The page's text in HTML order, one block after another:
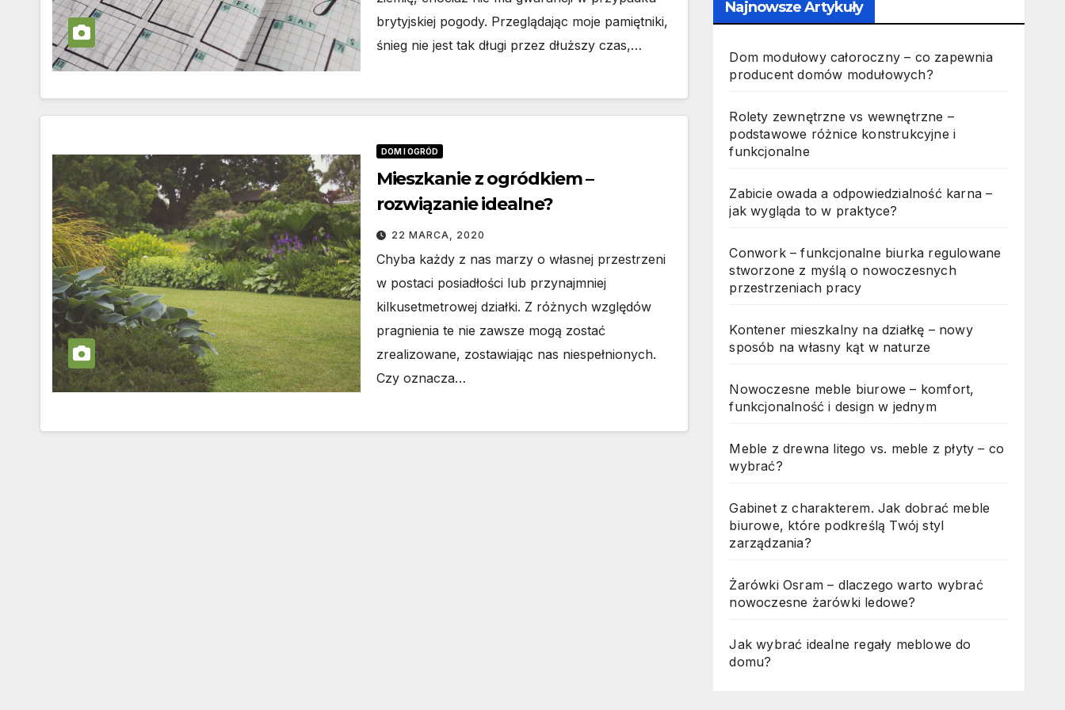
brytyjskiej pogody. Przeglądając moje pamiętniki,
śnieg nie jest tak długi przez dłuższy czas,…
DOM I OGRÓD
Mieszkanie z ogródkiem –
rozwiązanie idealne?
22 MARCA, 2020
Chyba każdy z nas marzy o własnej przestrzeni
w postaci posiadłości lub przynajmniej
kilkusetmetrowej działki. Z różnych względów
pragnienia te nie zawsze mogą zostać
zrealizowane, zostawiając nas niespełnionych.
Czy oznacza…
Najnowsze Artykuły
Dom modułowy całoroczny – co zapewnia
producent domów modułowych?
Rolety zewnętrzne vs wewnętrzne –
podstawowe różnice konstrukcyjne i
funkcjonalne
Zabicie owada a odpowiedzialność karna –
jak wygląda to w praktyce?
Conwork – funkcjonalne biurka regulowane
stworzone z myślą o nowoczesnych
przestrzeniach pracy
Kontener mieszkalny na działkę – nowy
sposób na własny kąt w naturze
Nowoczesne meble biurowe – komfort,
funkcjonalność i design w jednym
Meble z drewna litego vs. meble z płyty – co
wybrać?
Gabinet z charakterem. Jak dobrać meble
biurowe, które podkreślą Twój styl
zarządzania?
Żarówki Osram – dlaczego warto wybrać
nowoczesne żarówki ledowe?
Jak wybrać idealne regały meblowe do
domu?